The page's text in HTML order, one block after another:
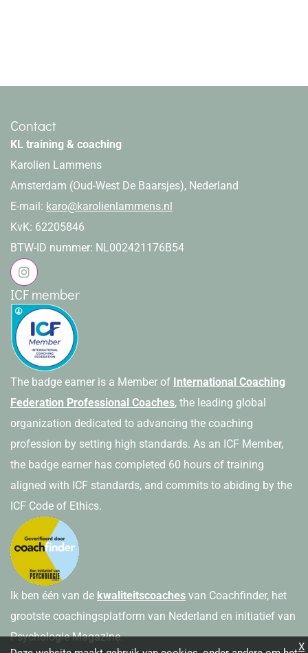
Contact
KL training & coaching
Karolien Lammens
Amsterdam (Oud-West De Baarsjes), Nederland
E-mail: karo@karolienlammens.nl
KvK: 62205846
BTW-ID nummer: NL002421176B54
ICF member
The badge earner is a Member of International Coaching
Federation Professional Coaches, the leading global
organization dedicated to advancing the coaching
profession by setting high standards. As an ICF Member,
the badge earner has completed 60 hours of training
aligned with ICF standards, and commits to abiding by the
ICF Code of Ethics.
Ik ben één van de kwaliteitscoaches van Coachfinder, het
grootste coachingsplatform van Nederland en initiatief van
Psychologie Magazine.
X